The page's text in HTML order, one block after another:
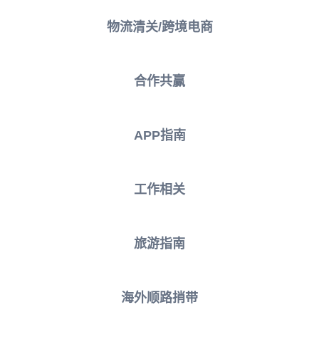
物流清关/跨境电商
合作共赢
APP指南
工作相关
旅游指南
海外顺路捎带